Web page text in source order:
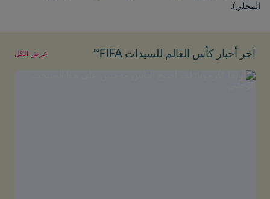
المحلي).
آخر أخبار كأس العالم للسيدات FIFA™ عرض الكل